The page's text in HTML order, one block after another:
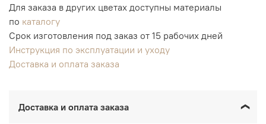
Для заказа в других цветах доступны материалы
по каталогу
Срок изготовления под заказ от 15 рабочих дней
Инструкция по эксплуатации и уходу
Доставка и оплата заказа
Доставка и оплата заказа